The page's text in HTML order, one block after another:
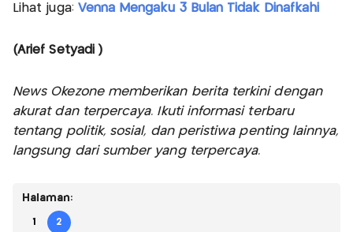
Lihat juga: Venna Mengaku 3 Bulan Tidak Dinafkahi
(Arief Setyadi )
News Okezone memberikan berita terkini dengan
akurat dan terpercaya. Ikuti informasi terbaru
tentang politik, sosial, dan peristiwa penting lainnya,
langsung dari sumber yang terpercaya.
Halaman:
1 2